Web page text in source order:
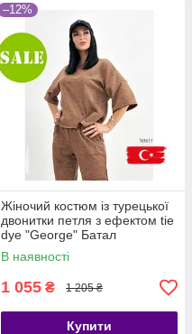
–12%
Жіночий костюм із турецької
двонитки петля з ефектом tie
dye "George" Батал
В наявності
1 055 ₴ 1 205 ₴
Купити